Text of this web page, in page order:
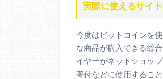
実際に使えるサイト
今度はビットコインを
な商品が購入できる総
イヤーがネットショッ
寄付などに使用すること